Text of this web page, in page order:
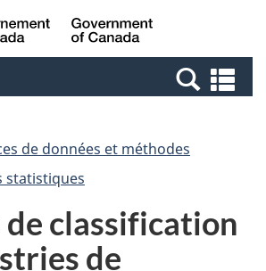
Passer
au
Passer
à
Canada
et
de données et méthodes
statistiques
de classification
de